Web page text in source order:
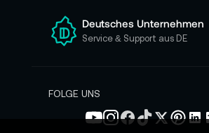
e
n
N
s
Deutsches Unternehmen
Service & Support aus DE
FOLGE UNS